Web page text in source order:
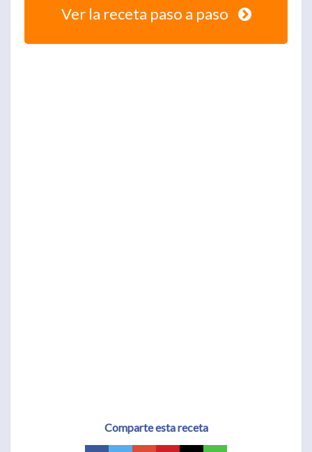
Ver la receta paso a paso
Comparte esta receta